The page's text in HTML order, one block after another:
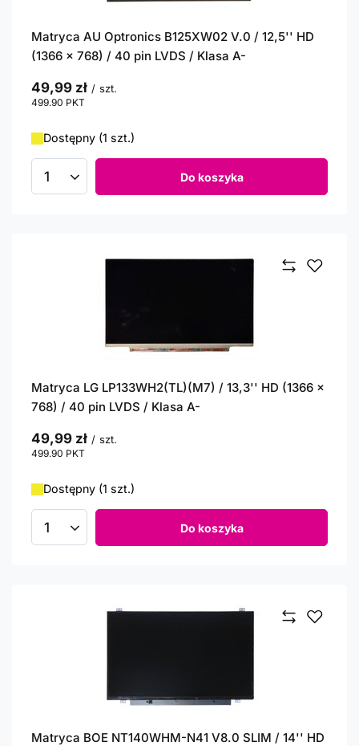
Matryca AU Optronics B125XW02 V.0 / 12,5'' HD
(1366 x 768) / 40 pin LVDS / Klasa A-
49,99 zł / szt.
499.90 PKT
Dostępny (1 szt.)
Ilość produktów Do koszyka
Matryca LG LP133WH2(TL)(M7) / 13,3'' HD (1366 x
768) / 40 pin LVDS / Klasa A-
49,99 zł / szt.
499.90 PKT
Dostępny (1 szt.)
Ilość produktów Do koszyka
Matryca BOE NT140WHM-N41 V8.0 SLIM / 14'' HD